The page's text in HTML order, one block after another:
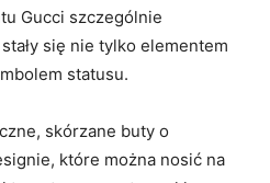
Gucci szczególnie
⁣się nie tylko elementem
statusu.
skórzane buty o
które można nosić na